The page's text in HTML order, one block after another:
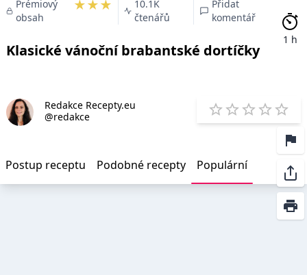
Prémiový
obsah
★★★
10.1K
čtenářů
Přidat
komentář
Klasické vánoční brabantské dortíčky
1 h
Redakce Recepty.eu
@redakce
1 Star
2 Stars
3 Stars
4 5
Postup receptu Podobné recepty Populární